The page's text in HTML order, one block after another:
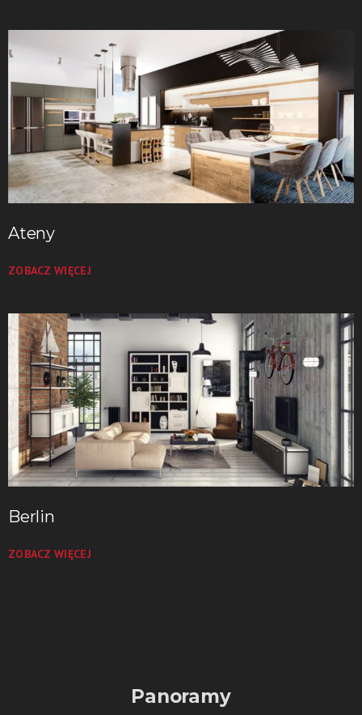
Ateny
ZOBACZ WIĘCEJ
Berlin
ZOBACZ WIĘCEJ
Panoramy